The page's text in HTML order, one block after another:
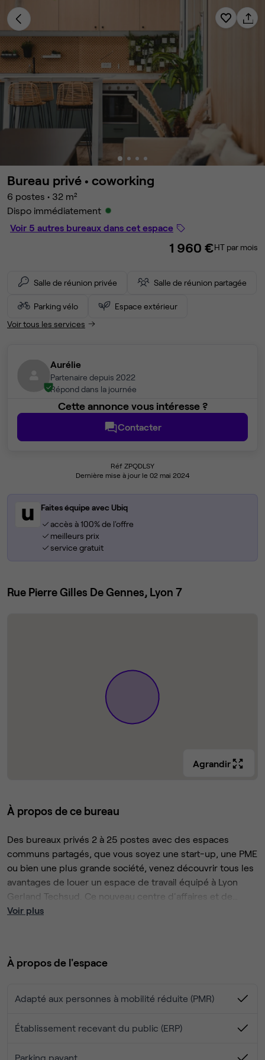
Bureau privé • coworking
6 postes • 32 m²
Dispo immédiatement
Voir 5 autres bureaux dans cet espace
1 960 €HT par mois
Salle de réunion privée Salle de réunion partagée
Parking vélo
Espace extérieur
Voir tous les services
Aurélie
Partenaire depuis 2022
Répond dans la journée
Cette annonce vous intéresse ?
Contacter
Réf ZPQDLSY
Dernière mise à jour le 02 mai 2024
Faites équipe avec Ubiq
accès à 100% de l'offre
meilleurs prix
service gratuit
Rue Pierre Gilles De Gennes, Lyon 7
Agrandir
À propos de ce bureau
Des bureaux privés 2 à 25 postes avec des espaces
communs partagés, que vous soyez une start-up, une PME
ou bien une plus grande société, venez découvrir tous les
avantages de louer un espace de travail équipé à Lyon
Gerland Techsud. Ce nouveau centre d'affaires et de
coworking, prévu à l'ouverture fin octobre 2021, vous
Lacour-Artillerie à 8 minutes à pieds) ou bien encore les
locaux). Venez découvrir des espaces de travail neufs et
➢ Accès 24h/24h, 7j/7j
Voir plus
À propos de l'espace
Adapté aux personnes à mobilité réduite (PMR)
Établissement recevant du public (ERP)
Parking payant